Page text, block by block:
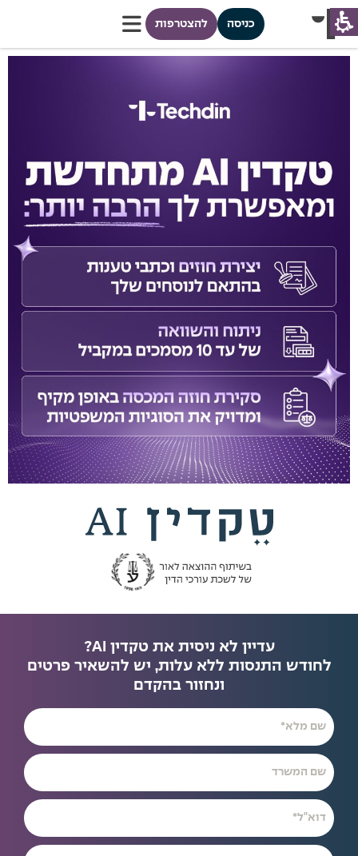
כניסה להצטרפות
עדיין לא ניסית את טקדין AI?
לחודש התנסות ללא עלות, יש להשאיר פרטים
ונחזור בהקדם